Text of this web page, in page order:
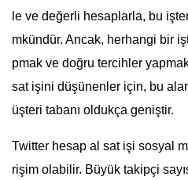
le ve değerli hesaplarla, bu
mkündür. Ancak, herhangi bir
pmak ve doğru tercihler
sat işini düşünenler için, bu
üşteri tabanı oldukça geniştir.
Twitter hesap al sat işi sosyal
rişim olabilir. Büyük takipçi